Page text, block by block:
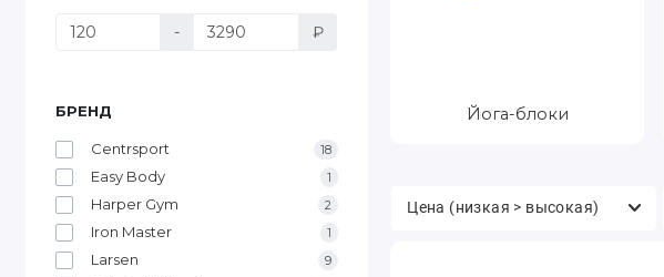
- ₽
БРЕНД
Centrsport 18
Easy Body 1
Harper Gym 2
Iron Master 1
Larsen 9
Йога-блоки